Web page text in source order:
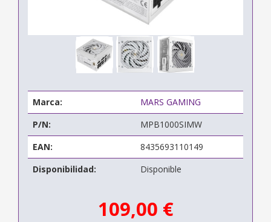
Marca:
MARS GAMING
P/N:
MPB1000SIMW
EAN:
8435693110149
Disponibilidad:
Disponible
109,00 €